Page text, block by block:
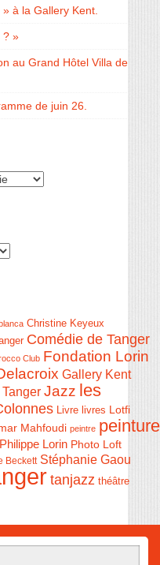
à la Gallery Kent.
? »
au Grand Hôtel Villa de
de juin 26.
Christine Keyeux
Comédie de Tanger
Club Fondation Lorin
Gallery Kent
Jazz les
Livre livres Lotfi
Mahfoudi peintre peinture
Philippe Lorin Photo Loft
Beckett Stéphanie Gaou
tanjazz théâtre